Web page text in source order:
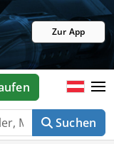
Zur App
Suchen